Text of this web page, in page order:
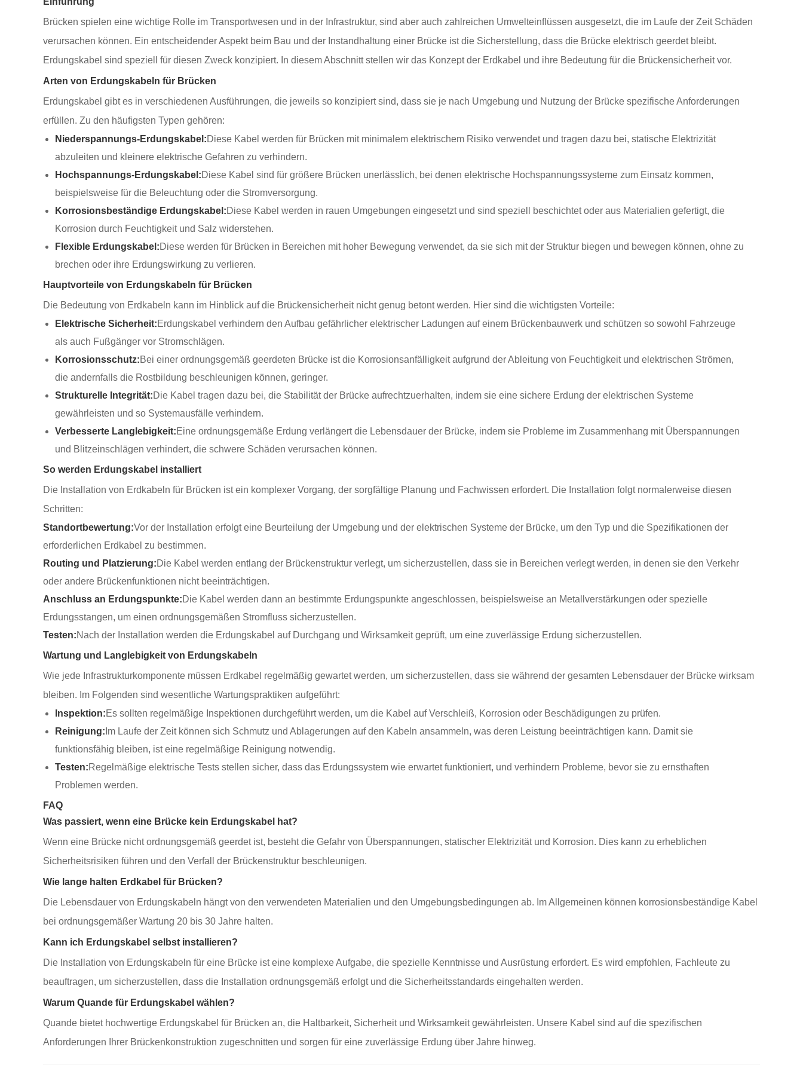
Brücken spielen eine wichtige Rolle im Transportwesen und in der Infrastruktur, sind aber auch zahlreichen Umwelteinflüssen ausgesetzt, die im Laufe der Zeit Schäden
verursachen können. Ein entscheidender Aspekt beim Bau und der Instandhaltung einer Brücke ist die Sicherstellung, dass die Brücke elektrisch geerdet bleibt.
Erdungskabel sind speziell für diesen Zweck konzipiert. In diesem Abschnitt stellen wir das Konzept der Erdkabel und ihre Bedeutung für die Brückensicherheit vor.
Arten von Erdungskabeln für Brücken
Erdungskabel gibt es in verschiedenen Ausführungen, die jeweils so konzipiert sind, dass sie je nach Umgebung und Nutzung der Brücke spezifische Anforderungen
erfüllen. Zu den häufigsten Typen gehören:
Niederspannungs-Erdungskabel:Diese Kabel werden für Brücken mit minimalem elektrischem Risiko verwendet und tragen dazu bei, statische Elektrizität
abzuleiten und kleinere elektrische Gefahren zu verhindern.
Hochspannungs-Erdungskabel:Diese Kabel sind für größere Brücken unerlässlich, bei denen elektrische Hochspannungssysteme zum Einsatz kommen,
beispielsweise für die Beleuchtung oder die Stromversorgung.
Korrosionsbeständige Erdungskabel:Diese Kabel werden in rauen Umgebungen eingesetzt und sind speziell beschichtet oder aus Materialien gefertigt, die
Korrosion durch Feuchtigkeit und Salz widerstehen.
Flexible Erdungskabel:Diese werden für Brücken in Bereichen mit hoher Bewegung verwendet, da sie sich mit der Struktur biegen und bewegen können, ohne zu
brechen oder ihre Erdungswirkung zu verlieren.
Hauptvorteile von Erdungskabeln für Brücken
Die Bedeutung von Erdkabeln kann im Hinblick auf die Brückensicherheit nicht genug betont werden. Hier sind die wichtigsten Vorteile:
Elektrische Sicherheit:Erdungskabel verhindern den Aufbau gefährlicher elektrischer Ladungen auf einem Brückenbauwerk und schützen so sowohl Fahrzeuge
als auch Fußgänger vor Stromschlägen.
Korrosionsschutz:Bei einer ordnungsgemäß geerdeten Brücke ist die Korrosionsanfälligkeit aufgrund der Ableitung von Feuchtigkeit und elektrischen Strömen,
die andernfalls die Rostbildung beschleunigen können, geringer.
Strukturelle Integrität:Die Kabel tragen dazu bei, die Stabilität der Brücke aufrechtzuerhalten, indem sie eine sichere Erdung der elektrischen Systeme
gewährleisten und so Systemausfälle verhindern.
Verbesserte Langlebigkeit:Eine ordnungsgemäße Erdung verlängert die Lebensdauer der Brücke, indem sie Probleme im Zusammenhang mit Überspannungen
und Blitzeinschlägen verhindert, die schwere Schäden verursachen können.
So werden Erdungskabel installiert
Die Installation von Erdkabeln für Brücken ist ein komplexer Vorgang, der sorgfältige Planung und Fachwissen erfordert. Die Installation folgt normalerweise diesen
Schritten:
Standortbewertung:Vor der Installation erfolgt eine Beurteilung der Umgebung und der elektrischen Systeme der Brücke, um den Typ und die Spezifikationen der
erforderlichen Erdkabel zu bestimmen.
Routing und Platzierung:Die Kabel werden entlang der Brückenstruktur verlegt, um sicherzustellen, dass sie in Bereichen verlegt werden, in denen sie den Verkehr
oder andere Brückenfunktionen nicht beeinträchtigen.
Anschluss an Erdungspunkte:Die Kabel werden dann an bestimmte Erdungspunkte angeschlossen, beispielsweise an Metallverstärkungen oder spezielle
Erdungsstangen, um einen ordnungsgemäßen Stromfluss sicherzustellen.
Testen:Nach der Installation werden die Erdungskabel auf Durchgang und Wirksamkeit geprüft, um eine zuverlässige Erdung sicherzustellen.
Wartung und Langlebigkeit von Erdungskabeln
Wie jede Infrastrukturkomponente müssen Erdkabel regelmäßig gewartet werden, um sicherzustellen, dass sie während der gesamten Lebensdauer der Brücke wirksam
bleiben. Im Folgenden sind wesentliche Wartungspraktiken aufgeführt:
Inspektion:Es sollten regelmäßige Inspektionen durchgeführt werden, um die Kabel auf Verschleiß, Korrosion oder Beschädigungen zu prüfen.
Reinigung: Im Laufe der Zeit können sich Schmutz und Ablagerungen auf den Kabeln ansammeln, was deren Leistung beeinträchtigen kann. Damit sie
funktionsfähig bleiben, ist eine regelmäßige Reinigung notwendig.
Testen:Regelmäßige elektrische Tests stellen sicher, dass das Erdungssystem wie erwartet funktioniert, und verhindern Probleme, bevor sie zu ernsthaften
Problemen werden.
FAQ
Was passiert, wenn eine Brücke kein Erdungskabel hat?
Wenn eine Brücke nicht ordnungsgemäß geerdet ist, besteht die Gefahr von Überspannungen, statischer Elektrizität und Korrosion. Dies kann zu erheblichen
Sicherheitsrisiken führen und den Verfall der Brückenstruktur beschleunigen.
Wie lange halten Erdkabel für Brücken?
Die Lebensdauer von Erdungskabeln hängt von den verwendeten Materialien und den Umgebungsbedingungen ab. Im Allgemeinen können korrosionsbeständige Kabel
bei ordnungsgemäßer Wartung 20 bis 30 Jahre halten.
Kann ich Erdungskabel selbst installieren?
Die Installation von Erdungskabeln für eine Brücke ist eine komplexe Aufgabe, die spezielle Kenntnisse und Ausrüstung erfordert. Es wird empfohlen, Fachleute zu
beauftragen, um sicherzustellen, dass die Installation ordnungsgemäß erfolgt und die Sicherheitsstandards eingehalten werden.
Warum Quande für Erdungskabel wählen?
Quande bietet hochwertige Erdungskabel für Brücken an, die Haltbarkeit, Sicherheit und Wirksamkeit gewährleisten. Unsere Kabel sind auf die spezifischen
Anforderungen Ihrer Brückenkonstruktion zugeschnitten und sorgen für eine zuverlässige Erdung über Jahre hinweg.